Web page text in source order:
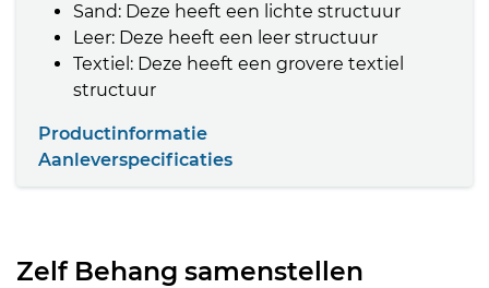
Sand: Deze heeft een lichte structuur
Leer: Deze heeft een leer structuur
Textiel: Deze heeft een grovere textiel
structuur
Productinformatie
Aanleverspecificaties
Zelf Behang samenstellen